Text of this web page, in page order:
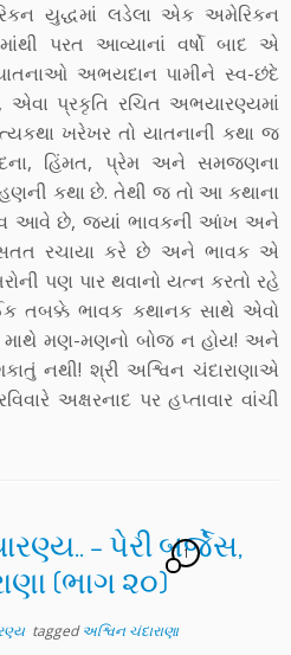
યુદ્ધમાં લડેલા એક અમેરિકન
પરત આવ્યાનાં વર્ષો બાદ એ
અભયદાન પામીને સ્વ-છંદે
એવા પ્રકૃતિ રચિત અભયારણ્યમાં
ખરેખર તો યાતનાની કથા જ
હિંમત, પ્રેમ અને સમજણના
કથા છે. તેથી જ તો આ કથાના
આવે છે, જ્યાં ભાવકની આંખ અને
રચાયા કરે છે અને ભાવક એ
પણ પાર થવાનો યત્ન કરતો રહે
તબક્કે ભાવક કથાનક સાથે એવો
મણ-મણનો બોજ ન હોય! અને
નથી! શ્રી અશ્વિન ચંદારાણાએ
અક્ષરનાદ પર હપ્તાવાર વાંચી
– પેરી બર્જેસ,
(ભાગ ૨૦)
1
taggedઅશ્વિન ચંદારાણા